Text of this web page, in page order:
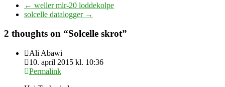
← weller mlr-20 loddekolpe
solcelle datalogger →
2 thoughts on “Solcelle skrot”
Ali Abawi
10. april 2015 kl. 10:36
Permalink